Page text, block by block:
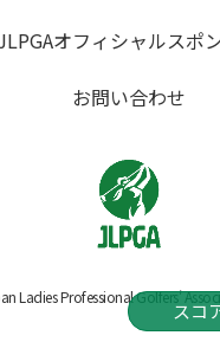
オフィシャルスポ
お問い合わせ
Ladies Professional Golfers'
スコ